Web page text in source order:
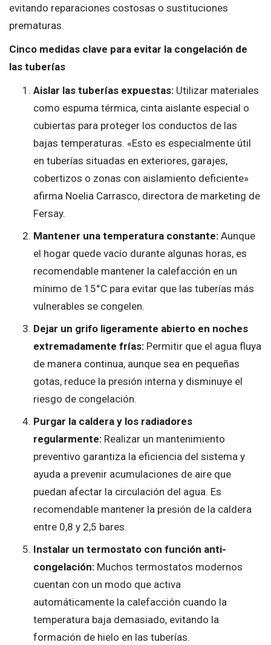
evitando reparaciones costosas o sustituciones
prematuras.
Cinco medidas clave para evitar la congelación de
las tuberías
Aislar las tuberías expuestas: Utilizar materiales
como espuma térmica, cinta aislante especial o
cubiertas para proteger los conductos de las
bajas temperaturas. «Esto es especialmente útil
en tuberías situadas en exteriores, garajes,
cobertizos o zonas con aislamiento deficiente»
afirma Noelia Carrasco, directora de marketing de
Fersay.
Mantener una temperatura constante: Aunque
el hogar quede vacío durante algunas horas, es
recomendable mantener la calefacción en un
mínimo de 15°C para evitar que las tuberías más
vulnerables se congelen.
Dejar un grifo ligeramente abierto en noches
extremadamente frías: Permitir que el agua fluya
de manera continua, aunque sea en pequeñas
gotas, reduce la presión interna y disminuye el
riesgo de congelación.
Purgar la caldera y los radiadores
regularmente: Realizar un mantenimiento
preventivo garantiza la eficiencia del sistema y
ayuda a prevenir acumulaciones de aire que
puedan afectar la circulación del agua. Es
recomendable mantener la presión de la caldera
entre 0,8 y 2,5 bares.
Instalar un termostato con función anti-
congelación: Muchos termostatos modernos
cuentan con un modo que activa
automáticamente la calefacción cuando la
temperatura baja demasiado, evitando la
formación de hielo en las tuberías.